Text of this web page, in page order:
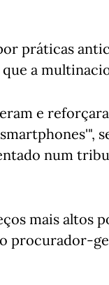
práticas
a
e
num
mais altos
procurador-